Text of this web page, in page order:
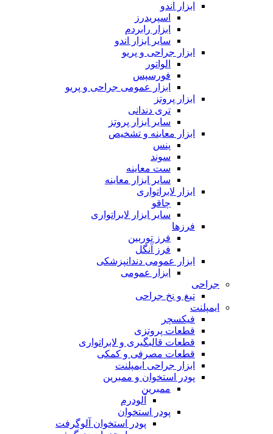
ابزار اندو
اسپریدرز
ابزار رابردم
سایر ابزار اندو
ابزار جراحی و پریو
الواتور
فورسپس
ابزار عمومی جراحی و پریو
ابزار پروتز
تری دندانی
سایر ابزار پروتز
ابزار معاینه و تشخیص
پنس
سوند
ست معاینه
سایر ابزار معاینه
ابزار لابراتواری
چاقو
سایر ابزار لابراتواری
فرزها
فرز توربین
فرز آنگل
ابزار عمومی دندانپزشکی
ابزار عمومی
جراحی
تیغ و نخ جراحی
ایمپلنت
فیکسچر
قطعات پروتزی
قطعات قالبگیری و لابراتواری
قطعات مصرفی و کمکی
ابزار جراحی ایمپلنت
پودر استخوان و ممبرین
ممبرین
آلودرم
پودر استخوان
پودر استخوان آلوگرفت